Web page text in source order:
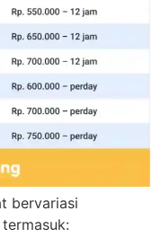
bervariasi